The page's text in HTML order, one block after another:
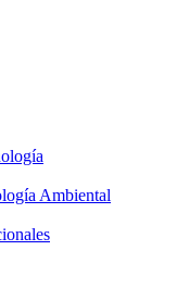
Ambiental